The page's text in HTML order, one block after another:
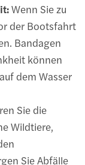
Wenn Sie zu
der Bootsfahrt
Bandagen
können
dem Wasser
Sie die
Wildtiere,
Sie Abfälle